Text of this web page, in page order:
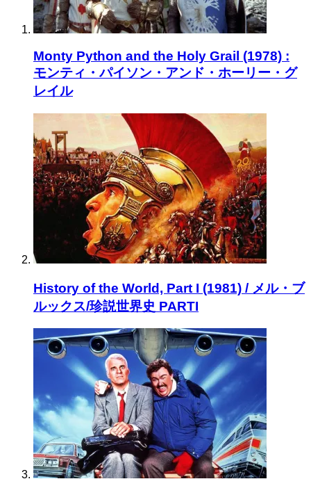
Monty Python and the Holy Grail (1978) :
モンティ・パイソン・アンド・ホーリー・グ
レイル
History of the World, Part I (1981) / メル・ブ
ルックス/珍説世界史 PARTI